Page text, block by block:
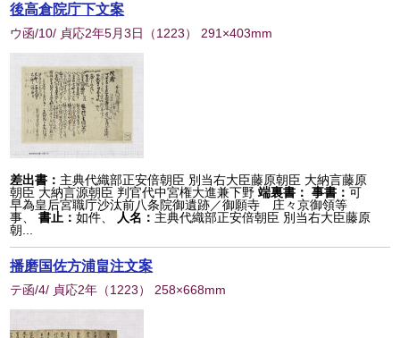
後高倉院庁下文案
ウ函/10/ 貞応2年5月3日 （1223） 291×403mm
差出書： 主典代織部正安倍朝臣 別当右大臣藤原朝臣 大納言藤原
朝臣 大納言源朝臣 判官代中宮権大進兼下野 端裏書： 事書：可
早為皇后宮職庁沙汰前八条院御遺跡／御願寺 庄々京御領等
事、
書止：如件、 人名： 主典代織部正安倍朝臣 別当右大臣藤原
朝...
播磨国佐方浦畠注文案
テ函/4/ 貞応2年 （1223） 258×668mm